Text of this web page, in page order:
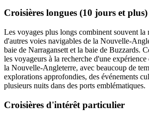
Croisières longues (10 jours et plus)
Les voyages plus longs combinent souvent la
d'autres voies navigables de la Nouvelle-
baie de Narragansett et la baie de Buzzards.
les voyageurs à la recherche d'une
la Nouvelle-Angleterre, avec beaucoup de
explorations approfondies, des événements
plusieurs nuits dans des ports emblématiques.
Croisières d'intérêt particulier